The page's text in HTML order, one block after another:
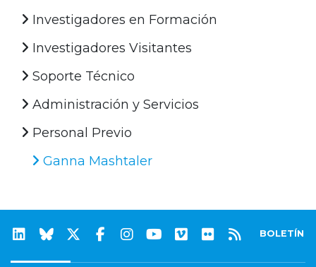
Investigadores en Formación
Investigadores Visitantes
Soporte Técnico
Administración y Servicios
Personal Previo
Ganna Mashtaler
BOLETÍN